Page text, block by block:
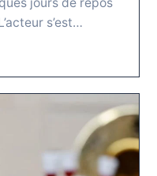
jours de repos
s’est…